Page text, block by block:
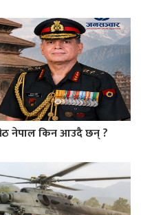
नेपाल किन आउदै छन् ?